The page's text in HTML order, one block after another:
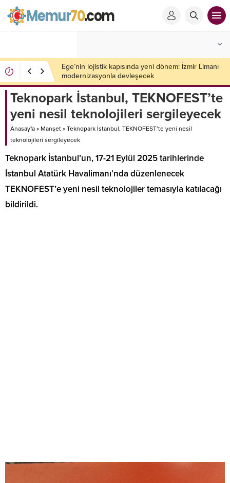
Ege’nin lojistik kapısında yeni dönem: İzmir Limanı
modernizasyonla devleşecek
Teknopark İstanbul, TEKNOFEST’te
yeni nesil teknolojileri sergileyecek
Anasayfa » Manşet » Teknopark İstanbul, TEKNOFEST’te yeni nesil
teknolojileri sergileyecek
Teknopark İstanbul’un, 17-21 Eylül 2025 tarihlerinde
İstanbul Atatürk Havalimanı’nda düzenlenecek
TEKNOFEST’e yeni nesil teknolojiler temasıyla katılacağı
bildirildi.